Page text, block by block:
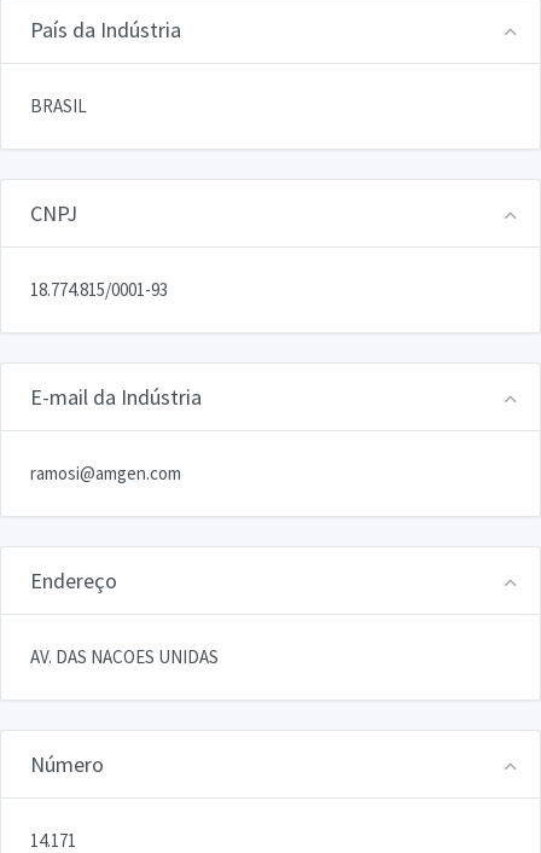
País da Indústria
BRASIL
CNPJ
18.774.815/0001-93
E-mail da Indústria
ramosi@amgen.com
Endereço
AV. DAS NACOES UNIDAS
Número
14.171